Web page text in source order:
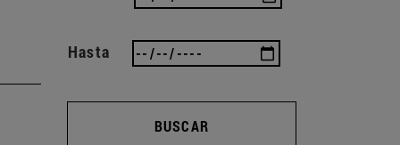
Hasta
BUSCAR